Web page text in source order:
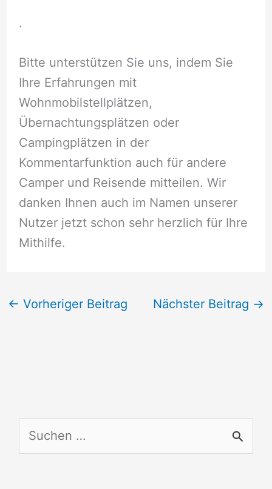
.
Bitte unterstützen Sie uns, indem Sie
Ihre Erfahrungen mit
Wohnmobilstellplätzen,
Übernachtungsplätzen oder
Campingplätzen in der
Kommentarfunktion auch für andere
Camper und Reisende mitteilen. Wir
danken Ihnen auch im Namen unserer
Nutzer jetzt schon sehr herzlich für Ihre
Mithilfe.
← Vorheriger Beitrag Nächster Beitrag →
u